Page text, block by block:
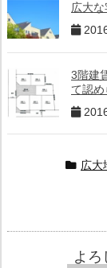
広大
3階建
て認め
広大
よろ